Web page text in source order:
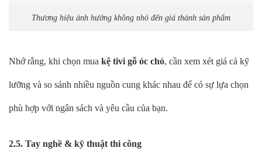
Thương hiệu ảnh hưởng không nhỏ đến giá thành sản phẩm
Nhớ rằng, khi chọn mua kệ tivi gỗ óc chó, cần xem xét giá cả kỹ
lưỡng và so sánh nhiều nguồn cung khác nhau để có sự lựa chọn
phù hợp với ngân sách và yêu cầu của bạn.
2.5. Tay nghề & kỹ thuật thi công